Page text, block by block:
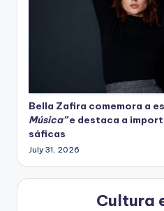
Bella Zafira comemora a
Música”e destaca a
sáficas
July 31, 2026
Cultura